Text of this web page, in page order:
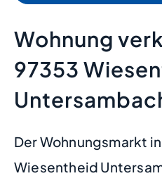
Wohnung
97353
Der Wohnungsmarkt
Wiesentheid